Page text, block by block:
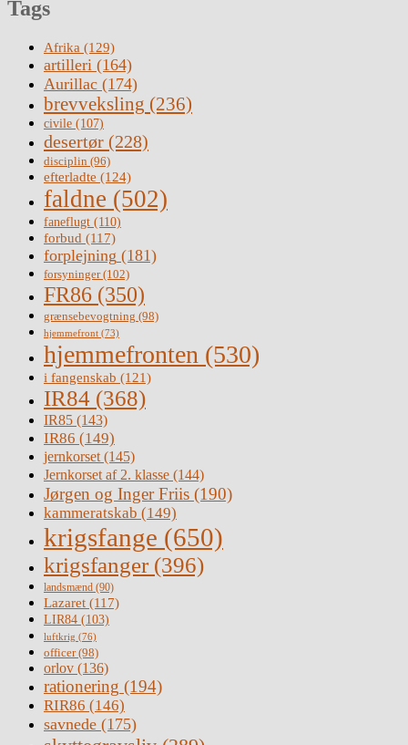
Tags
Afrika (129)
artilleri (164)
Aurillac (174)
brevveksling (236)
civile (107)
desertør (228)
disciplin (96)
efterladte (124)
faldne (502)
faneflugt (110)
forbud (117)
forplejning (181)
forsyninger(102)
FR86 (350)
grænsebevogtning (98)
hjemmefront (73)
hjemmefronten (530)
i fangenskab (121)
IR84 (368)
IR85 (143)
IR86 (149)
jernkorset(145)
Jernkorset af 2. klasse (144)
Jørgen og Inger Friis (190)
kammeratskab (149)
krigsfange (650)
krigsfanger (396)
landsmænd (90)
Lazaret (117)
LIR84 (103)
luftkrig (76)
officer(98)
orlov (136)
rationering (194)
RIR86 (146)
savnede (175)